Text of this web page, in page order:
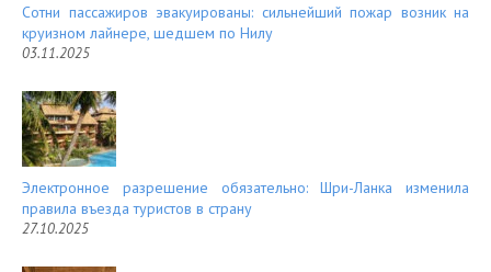
Сотни пассажиров эвакуированы: сильнейший пожар возник на
круизном лайнере, шедшем по Нилу
03.11.2025
Электронное разрешение обязательно: Шри-Ланка изменила
правила въезда туристов в страну
27.10.2025